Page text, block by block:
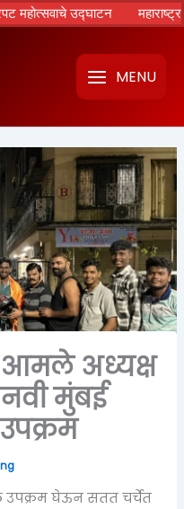
उद्घाटन महाराष्ट्रात
MENU
आमले अध्यक्ष
मुंबई
उपक्रम घेऊन सतत चर्चेत